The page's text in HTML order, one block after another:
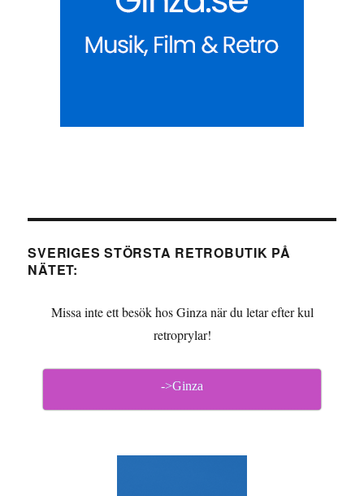
SVERIGES STÖRSTA RETROBUTIK PÅ
NÄTET:
Missa inte ett besök hos Ginza när du letar efter kul
retroprylar!
->Ginza